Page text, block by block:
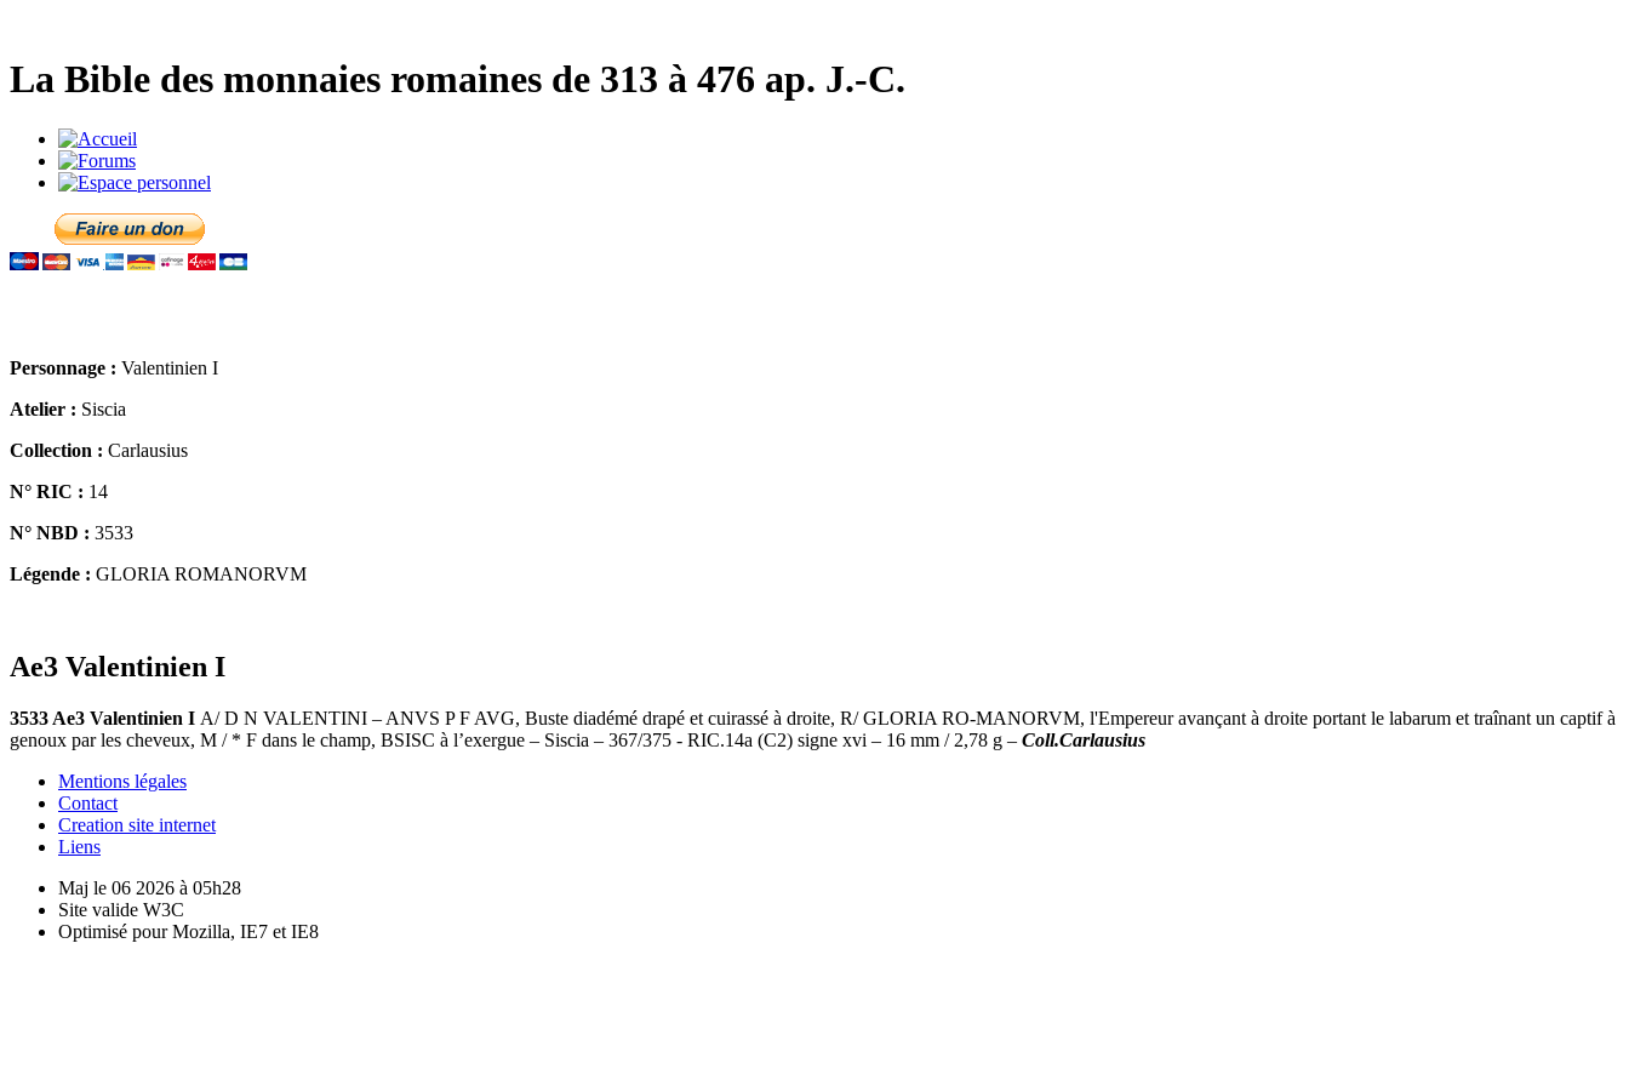
La Bible des monnaies romaines de 313 à 476 ap. J.-C.
Personnage : Valentinien I
Atelier : Siscia
Collection : Carlausius
N° RIC : 14
N° NBD : 3533
Légende : GLORIA ROMANORVM
Ae3 Valentinien I
3533 Ae3 Valentinien I A/ D N VALENTINI – ANVS P F AVG, Buste diadémé drapé et cuirassé à droite, R/ GLORIA RO-MANORVM, l'Empereur avançant à droite portant le labarum et traînant un captif à
genoux par les cheveux, M / * F dans le champ, BSISC à l’exergue – Siscia – 367/375 - RIC.14a (C2) signe xvi – 16 mm / 2,78 g – Coll.Carlausius
Mentions légales
Contact
Creation site internet
Liens
Maj le 06 2026 à 05h28
Site valide W3C
Optimisé pour Mozilla, IE7 et IE8